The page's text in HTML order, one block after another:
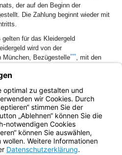
der auf den Beginn der
Die Zahlung beginnt wieder mit
gelten für das Kleidergeld
wird von der
München, Bezügestelle***, mit den
zuständige Bezügestelle des